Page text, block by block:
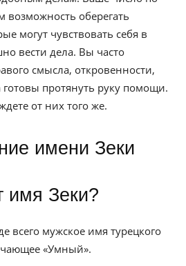
возможность оберегать
могут чувствовать себя в
вести дела. Вы часто
смысла, откровенности,
готовы протянуть руку помощи.
от них того же.
имени Зеки
имя Зеки?
всего мужское имя турецкого
«Умный».